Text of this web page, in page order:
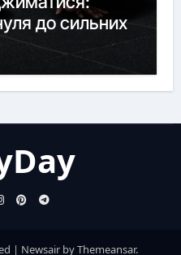
до сильних
| NewsairbyThemeansar.